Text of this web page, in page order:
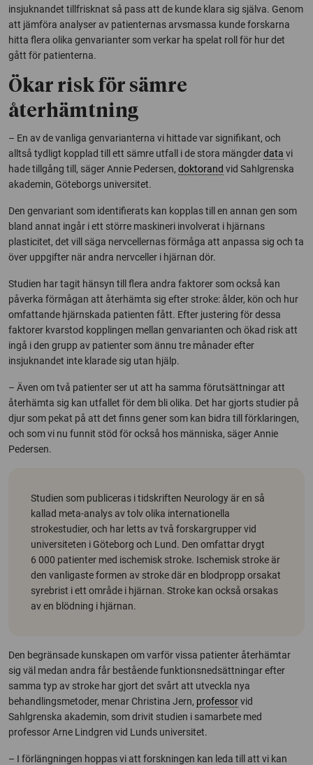
insjuknandet tillfrisknat så pass att de kunde klara sig själva. Genom
att jämföra analyser av patienternas arvsmassa kunde forskarna
hitta flera olika genvarianter som verkar ha spelat roll för hur det
gått för patienterna.
Ökar risk för sämre
återhämtning
– En av de vanliga genvarianterna vi hittade var signifikant, och
alltså tydligt kopplad till ett sämre utfall i de stora mängderdata vi
hade tillgång till, säger Annie Pedersen, doktorand vid Sahlgrenska
akademin, Göteborgs universitet.
Den genvariant som identifierats kan kopplas till en annan gen som
bland annat ingår i ett större maskineri involverat i hjärnans
plasticitet, det vill säga nervcellernas förmåga att anpassa sig och ta
över uppgifter när andra nervceller i hjärnan dör.
Studien har tagit hänsyn till flera andra faktorer som också kan
påverka förmågan att återhämta sig efter stroke: ålder, kön och hur
omfattande hjärnskada patienten fått. Efter justering för dessa
faktorer kvarstod kopplingen mellan genvarianten och ökad risk att
ingå i den grupp av patienter som ännu tre månader efter
insjuknandet inte klarade sig utan hjälp.
– Även om två patienter ser ut att ha samma förutsättningar att
återhämta sig kan utfallet för dem bli olika. Det har gjorts studier på
djur som pekat på att det finns gener som kan bidra till förklaringen,
och som vi nu funnit stöd för också hos människa, säger Annie
Pedersen.
Studien som publiceras i tidskriften Neurology är en så
kallad meta-analys av tolv olika internationella
strokestudier, och har letts av två forskargrupper vid
universiteten i Göteborg och Lund. Den omfattar drygt
6 000 patienter med ischemisk stroke. Ischemisk stroke är
den vanligaste formen av stroke där en blodpropp orsakat
syrebrist i ett område i hjärnan. Stroke kan också orsakas
av en blödning i hjärnan.
Den begränsade kunskapen om varför vissa patienter återhämtar
sig väl medan andra får bestående funktionsnedsättningar efter
samma typ av stroke har gjort det svårt att utveckla nya
behandlingsmetoder, menar Christina Jern, professorvid
Sahlgrenska akademin, som drivit studien i samarbete med
professor Arne Lindgren vid Lunds universitet.
– I förlängningen hoppas vi att forskningen kan leda till att vi kan